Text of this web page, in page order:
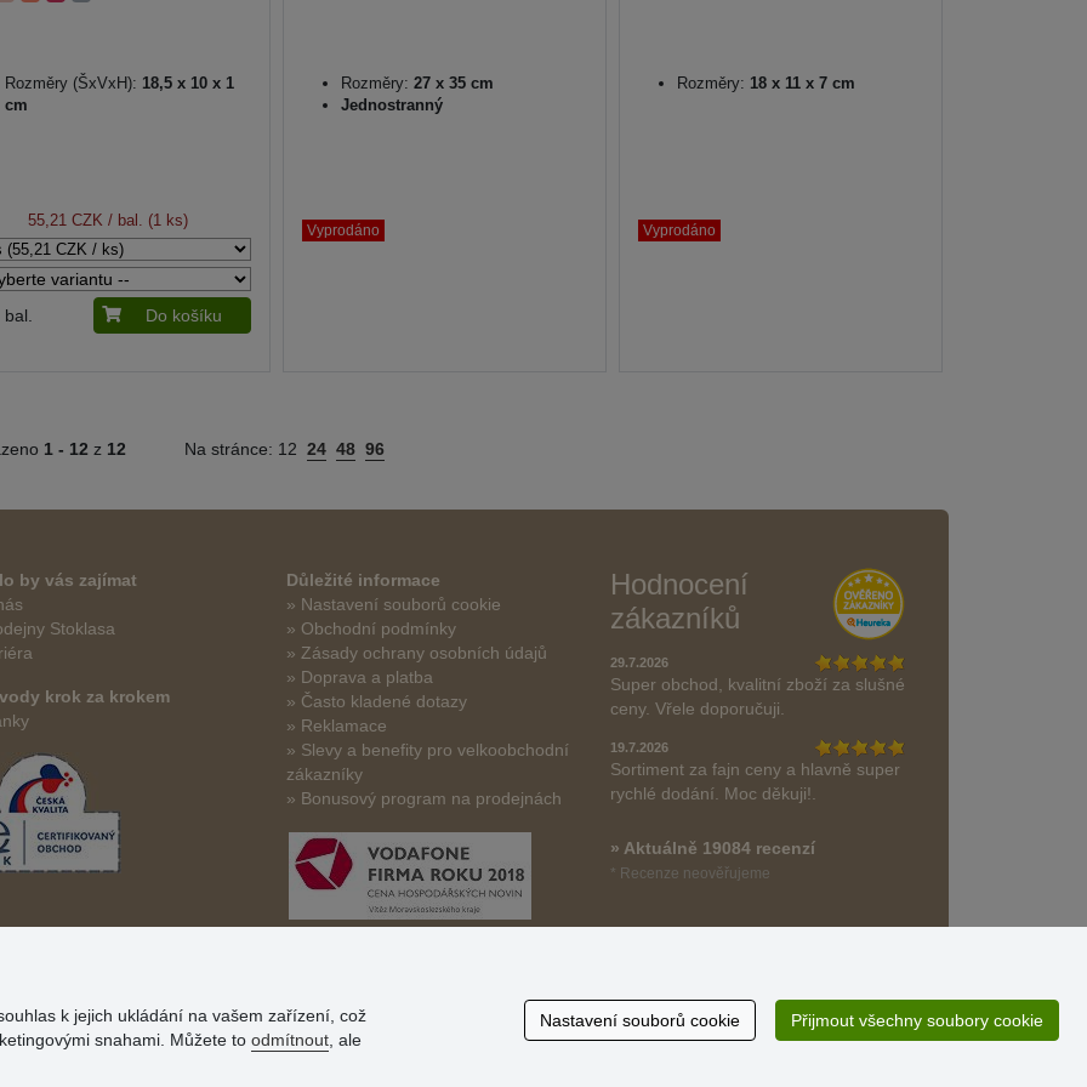
Rozměry (ŠxVxH): 18,5 x 10 x 1
cm
55,21 CZK / bal. (1 ks)
bal. Do košíku
Rozměry: 27 x 35 cm
Jednostranný
Vyprodáno
Rozměry: 18 x 11 x 7 cm
Vyprodáno
1 - 12 z 12 Na stránce: 12 24 48 96
by vás zajímat
Stoklasa
krok za krokem
Důležité informace
» Nastavení souborů cookie
» Obchodní podmínky
» Zásady ochrany osobních údajů
» Doprava a platba
» Často kladené dotazy
» Reklamace
» Slevy a benefity pro velkoobchodní
zákazníky
» Bonusový program na prodejnách
Hodnocení
zákazníků
29.7.2026
Super obchod, kvalitní zboží za slušné
ceny. Vřele doporučuji.
19.7.2026
Sortiment za fajn ceny a hlavně super
rychlé dodání. Moc děkuji!.
» Aktuálně 19084 recenzí
* Recenze neověřujeme
k jejich ukládání na vašem zařízení, což
snahami. Můžete to odmítnout , ale
Nastavení souborů cookie Přijmout všechny soubory cookie